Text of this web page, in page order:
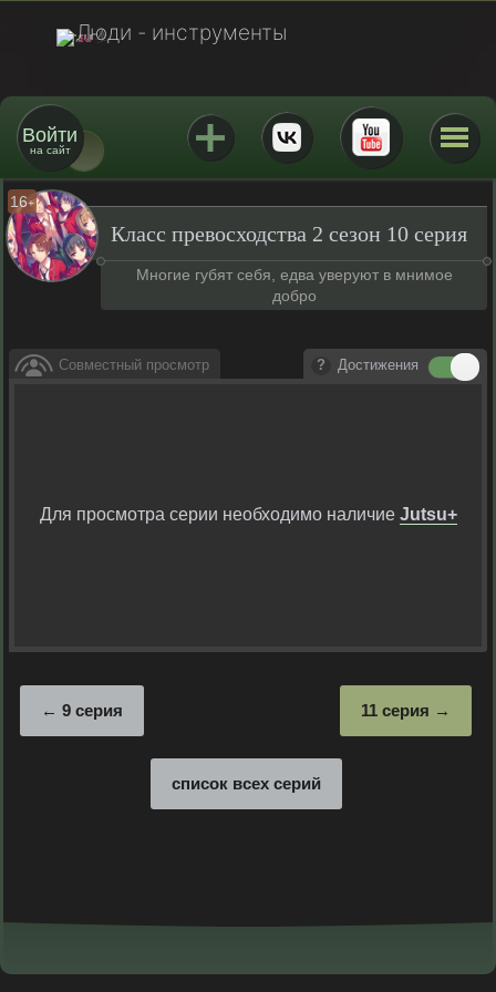
Люди - инструменты
Войти
на сайт
16+
Класс превосходства 2 сезон 10 серия
Многие губят себя, едва уверуют в мнимое
добро
Совместный просмотр Достижения
Для просмотра серии необходимо наличие Jutsu+
11 серия
9 серия
список всех серий